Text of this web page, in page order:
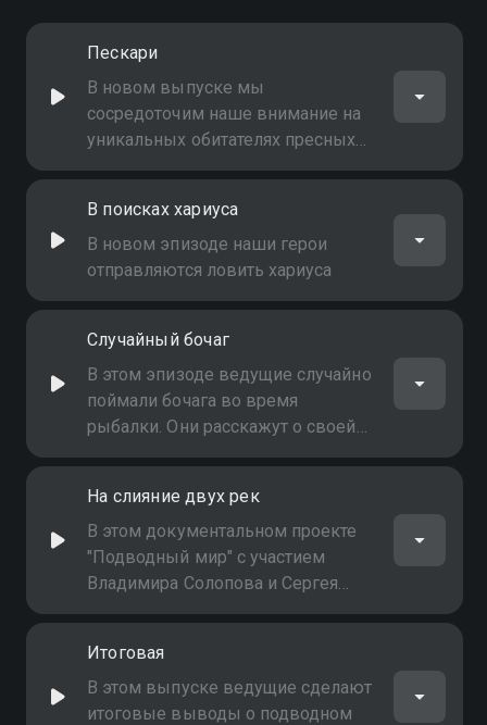
Пескари
В новом выпуске мы
сосредоточим наше внимание на
уникальных обитателях пресных
водоёмов - пескарах
В поисках хариуса
В новом эпизоде наши герои
отправляются ловить хариуса
Случайный бочаг
В этом эпизоде ведущие случайно
поймали бочага во время
рыбалки. Они расскажут о своей
удивительной находке
На слияние двух рек
В этом документальном проекте
"Подводный мир" с участием
Владимира Солопова и Сергея
Сорокина мы будем исследовать
океанов
Итоговая
В этом выпуске ведущие сделают
итоговые выводы о подводном